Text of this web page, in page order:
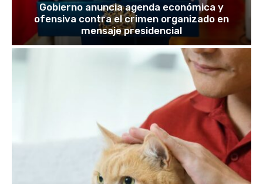
Gobierno anuncia agenda económica y
ofensiva contra el crimen organizado en
mensaje presidencial